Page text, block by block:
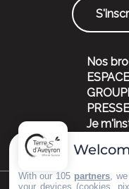
Nos
Je
With our 105 partners ,
your devices (cookies,